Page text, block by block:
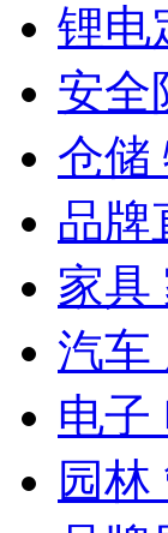
锂电
安全
仓储
品牌
家具
汽车
电子
园林